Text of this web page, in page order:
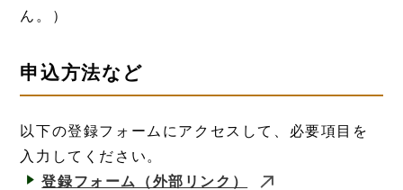
ん。）
申込方法など
以下の登録フォームにアクセスして、必要項目を
入力してください。
登録フォーム
（外部リンク）